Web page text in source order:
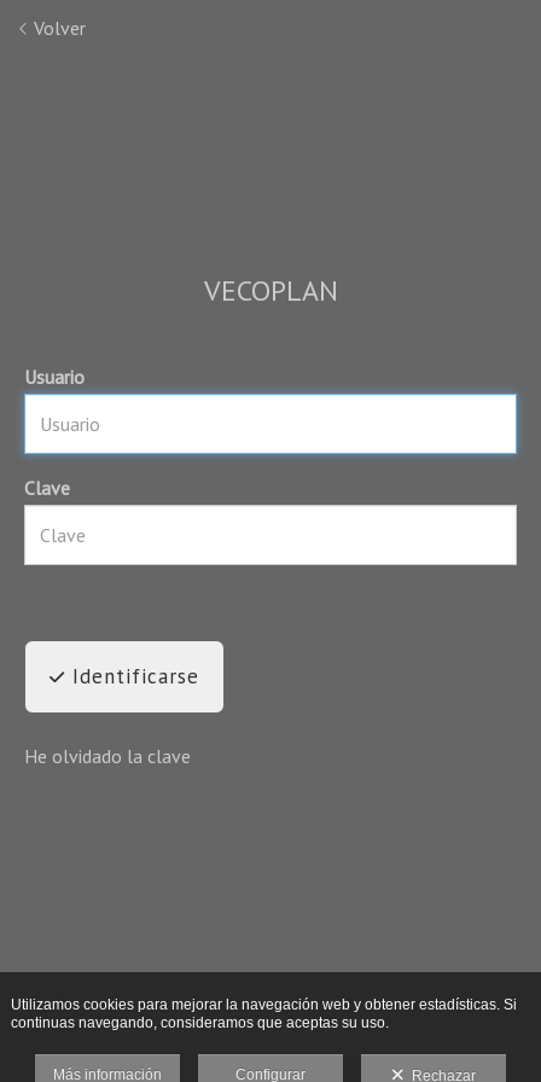
Volver
VECOPLAN
Usuario
Clave
Identificarse
He olvidado la clave
Utilizamos cookies para mejorar la navegación web y obtener estadísticas. Si
continuas navegando, consideramos que aceptas su uso.
Más información Configurar Rechazar